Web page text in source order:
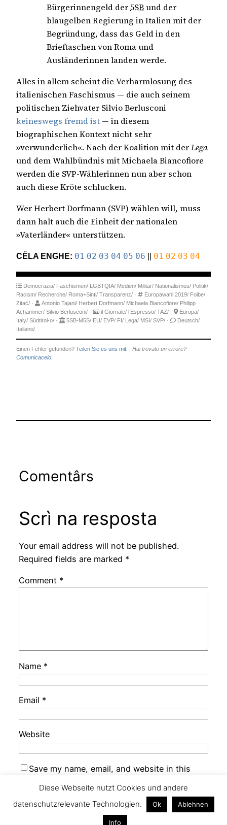
Bürgerinnengeld der5SBund der
blaugelben Regierung in Italien mit der
Begründung, dass das Geld in den
Brieftaschen von Roma und
Ausländerinnen landen werde.
Alles in allem scheint die Verharmlosung des
italienischen Faschismus — die auch seinem
politischen Ziehvater Silvio Berlusconi
keineswegs fremd ist — in diesem
biographischen Kontext nicht sehr
»verwunderlich«. Nach der Koalition mit derLega
und dem Wahlbündnis mit Michaela Biancofiore
werden die SVP-Wählerinnen nun aber schon
auch diese Kröte schlucken.
Wer Herbert Dorfmann (SVP) wählen will, muss
dann halt auch die Einheit der nationalen
»Vaterländer« unterstützen.
CËLA ENGHE: 01 02 03 04 05 06 01 02 03 04
Democrazia/ Faschismen/ LGBTQIA/ Medien/ Militär/ Nationalismus/ Politik/
Racism/ Recherche/ Roma+Sinti/ Transparenz/ · Europawahl 2019/ Foibe/
Zitać/ · Antonio Tajani/ Herbert Dorfmann/ Michaela Biancofiore/ Philipp
Achammer/ Silvio Berlusconi/ · il Giornale/ l’Espresso/ TAZ/ ·
Europa/
Italy/ Südtirol-o/ · 5SB-M5S/ EU/ EVP/ FI/ Lega/ MSI/ SVP/ ·
Deutsch/
Italiano/
Einen Fehler gefunden? Teilen Sie es uns mit. | Hai trovato un errore?
Comunicacelo.
Comentârs
Scrì na resposta
Your email address will not be published.
Required fields are marked *
Comment *
Name *
Email *
Website
Save my name, email, and website in this
Diese Webseite nutzt Cookies und andere
datenschutzrelevante Technologien.
Ok Ablehnen
Info